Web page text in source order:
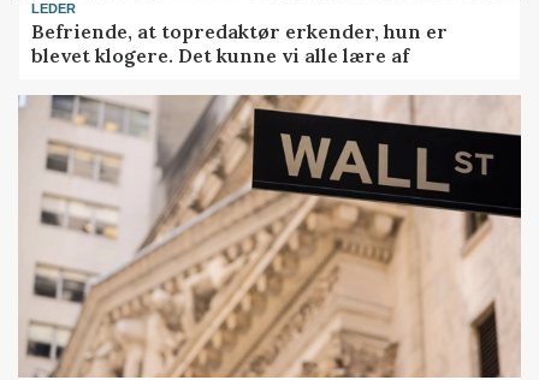
LEDER
Befriende, at topredaktør erkender, hun er
blevet klogere. Det kunne vi alle lære af